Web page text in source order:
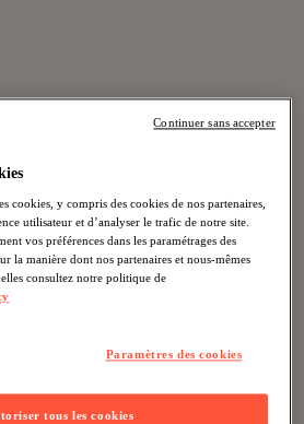
cookies, y compris des cookies de nos partenaires,
utilisateur et d’analyser le trafic de notre site.
vos préférences dans les paramétrages des
la manière dont nos partenaires et nous-mêmes
consultez notre politique de
Paramètres des cookies
tous les cookies
Continuer sans accepter